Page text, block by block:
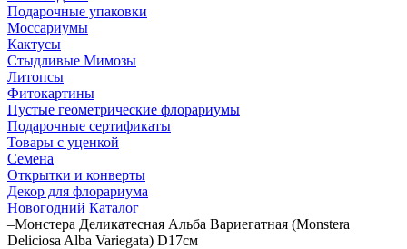
Подарочные упаковки
Моссариумы
Кактусы
Стыдливые Мимозы
Литопсы
Фитокартины
Пустые геометрические флорариумы
Подарочные сертификаты
Товары с уценкой
Семена
Открытки и конверты
Декор для флорариума
Новогодний Каталог
–Монстера Деликатесная Альба Вариегатная (Monstera
Deliciosa Alba Variegata) D17см